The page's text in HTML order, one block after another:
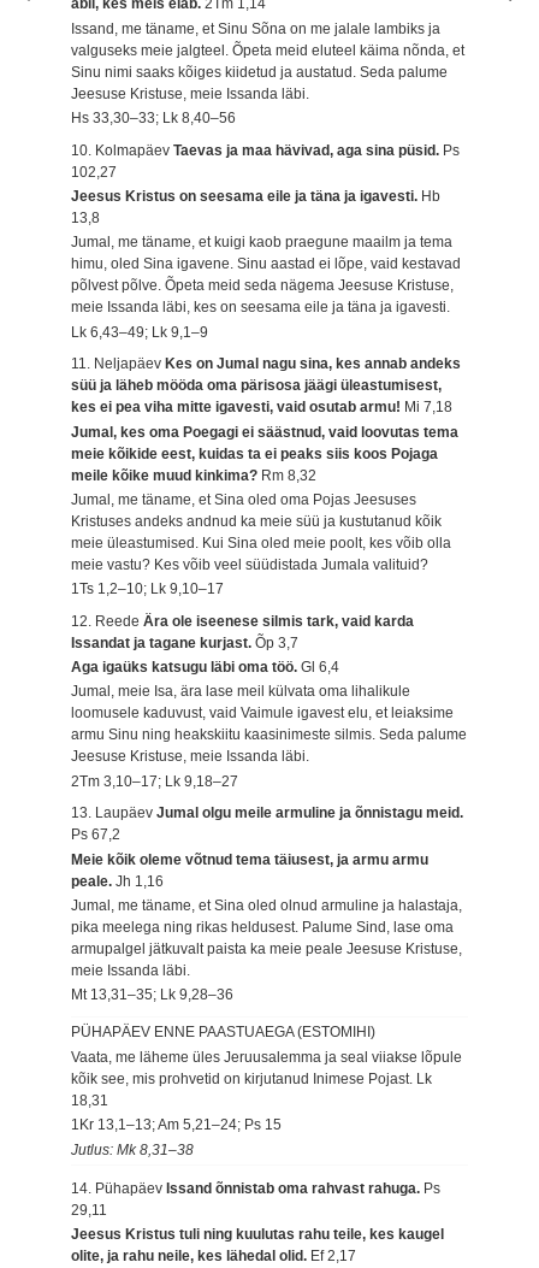
abil, kes meis elab.2Tm 1,14
Issand, me täname, et Sinu Sõna on me jalale lambiks ja
valguseks meie jalgteel. Õpeta meid eluteel käima nõnda, et
Sinu nimi saaks kõiges kiidetud ja austatud. Seda palume
Jeesuse Kristuse, meie Issanda läbi.
Hs 33,30–33; Lk 8,40–56
10. KolmapäevTaevas ja maa hävivad, aga sina püsid. Ps
102,27
Jeesus Kristus on seesama eile ja täna ja igavesti. Hb
13,8
Jumal, me täname, et kuigi kaob praegune maailm ja tema
himu, oled Sina igavene. Sinu aastad ei lõpe, vaid kestavad
põlvest põlve. Õpeta meid seda nägema Jeesuse Kristuse,
meie Issanda läbi, kes on seesama eile ja täna ja igavesti.
Lk 6,43–49; Lk 9,1–9
11. Neljapäev Kes on Jumal nagu sina, kes annab andeks
süü ja läheb mööda oma pärisosa jäägi üleastumisest,
kes ei pea viha mitte igavesti, vaid osutab armu! Mi 7,18
Jumal, kes oma Poegagi ei säästnud, vaid loovutas tema
meie kõikide eest, kuidas ta ei peaks siis koos Pojaga
meile kõike muud kinkima? Rm 8,32
Jumal, me täname, et Sina oled oma Pojas Jeesuses
Kristuses andeks andnud ka meie süü ja kustutanud kõik
meie üleastumised. Kui Sina oled meie poolt, kes võib olla
meie vastu? Kes võib veel süüdistada Jumala valituid?
1Ts 1,2–10; Lk 9,10–17
12. ReedeÄra ole iseenese silmis tark, vaid karda
Issandat ja tagane kurjast.Õp 3,7
Aga igaüks katsugu läbi oma töö.Gl 6,4
Jumal, meie Isa, ära lase meil külvata oma lihalikule
loomusele kaduvust, vaid Vaimule igavest elu, et leiaksime
armu Sinu ning heakskiitu kaasinimeste silmis. Seda palume
Jeesuse Kristuse, meie Issanda läbi.
2Tm 3,10–17; Lk 9,18–27
13. LaupäevJumal olgu meile armuline ja õnnistagu meid.
Ps 67,2
Meie kõik oleme võtnud tema täiusest, ja armu armu
peale.Jh 1,16
Jumal, me täname, et Sina oled olnud armuline ja halastaja,
pika meelega ning rikas heldusest. Palume Sind, lase oma
armupalgel jätkuvalt paista ka meie peale Jeesuse Kristuse,
meie Issanda läbi.
Mt 13,31–35; Lk 9,28–36
PÜHAPÄEV ENNE PAASTUAEGA (ESTOMIHI)
Vaata, me läheme üles Jeruusalemma ja seal viiakse lõpule
kõik see, mis prohvetid on kirjutanud Inimese Pojast. Lk
18,31
1Kr 13,1–13; Am 5,21–24; Ps 15
Jutlus: Mk 8,31–38
14. PühapäevIssand õnnistab oma rahvast rahuga. Ps
29,11
Jeesus Kristus tuli ning kuulutas rahu teile, kes kaugel
olite, ja rahu neile, kes lähedal olid. Ef 2,17